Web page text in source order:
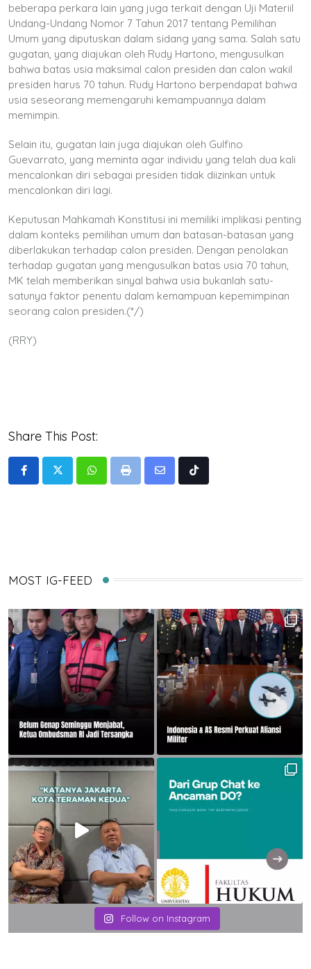
beberapa perkara lain yang juga terkait dengan Uji Materiil
Undang-Undang Nomor 7 Tahun 2017 tentang Pemilihan
Umum yang diputuskan dalam sidang yang sama. Salah satu
gugatan, yang diajukan oleh Rudy Hartono, mengusulkan
bahwa batas usia maksimal calon presiden dan calon wakil
presiden harus 70 tahun. Rudy Hartono berpendapat bahwa
usia seseorang memengaruhi kemampuannya dalam
memimpin.
Selain itu, gugatan lain juga diajukan oleh Gulfino
Guevarrato, yang meminta agar individu yang telah dua kali
mencalonkan diri sebagai presiden tidak diizinkan untuk
mencalonkan diri lagi.
Keputusan Mahkamah Konstitusi ini memiliki implikasi penting
dalam konteks pemilihan umum dan batasan-batasan yang
diberlakukan terhadap calon presiden. Dengan penolakan
terhadap gugatan yang mengusulkan batas usia 70 tahun,
MK telah memberikan sinyal bahwa usia bukanlah satu-
satunya faktor penentu dalam kemampuan kepemimpinan
seorang calon presiden.(*/)
(RRY)
Share This Post:
WhatsappPrint
Share
Tiktok
MOST IG-FEED
Follow on Instagram